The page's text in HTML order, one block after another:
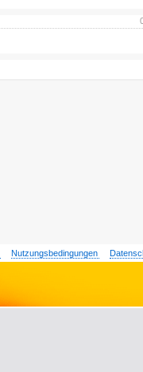
Nutzungsbedingungen